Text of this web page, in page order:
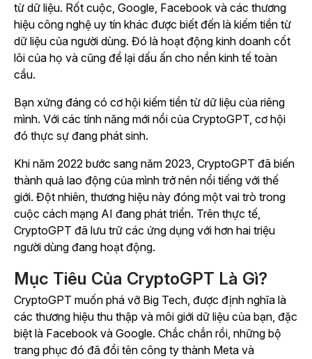
từ dữ liệu. Rốt cuộc, Google, Facebook và các thương
hiệu công nghệ uy tín khác được biết đến là kiếm tiền từ
dữ liệu của người dùng. Đó là hoạt động kinh doanh cốt
lõi của họ và cũng để lại dấu ấn cho nền kinh tế toàn
cầu.
Bạn xứng đáng có cơ hội kiếm tiền từ dữ liệu của riêng
mình. Với các tính năng mới nổi của CryptoGPT, cơ hội
đó thực sự đang phát sinh.
Khi năm 2022 bước sang năm 2023, CryptoGPT đã biến
thành quả lao động của mình trở nên nổi tiếng với thế
giới. Đột nhiên, thương hiệu này đóng một vai trò trong
cuộc cách mạng AI đang phát triển. Trên thực tế,
CryptoGPT đã lưu trữ các ứng dụng với hơn hai triệu
người dùng đang hoạt động.
Mục Tiêu Của CryptoGPT Là Gì?
CryptoGPT muốn phá vỡ Big Tech, được định nghĩa là
các thương hiệu thu thập và môi giới dữ liệu của bạn, đặc
biệt là Facebook và Google. Chắc chắn rồi, những bộ
trang phục đó đã đổi tên công ty thành Meta và